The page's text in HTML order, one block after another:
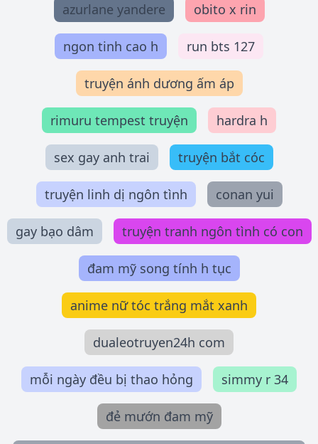
azurlane yandere obito x rin
ngon tinh cao h run bts 127
truyện ánh dương ấm áp
rimuru tempest truyện hardra h
sex gay anh trai truyện bắt cóc
truyện linh dị ngôn tình conan yui
gay bạo dâm truyện tranh ngôn tình có con
đam mỹ song tính h tục
anime nữ tóc trắng mắt xanh
dualeotruyen24h com
mỗi ngày đều bị thao hỏng simmy r 34
đẻ mướn đam mỹ